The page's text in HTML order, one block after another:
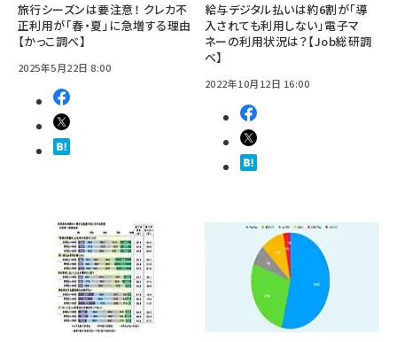
旅行シーズンは要注意！ クレカ不
正利用が「春・夏」に急増する理由
【かっこ調べ】
2025年5月22日 8:00
給与デジタル払いは約6割が「導
入されても利用しない」電子マ
ネーの利用状況は？【Job総研調
べ】
2022年10月12日 16:00